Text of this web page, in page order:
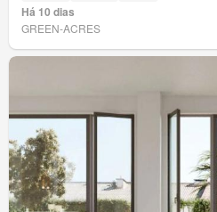
Há 10 dias
GREEN-ACRES